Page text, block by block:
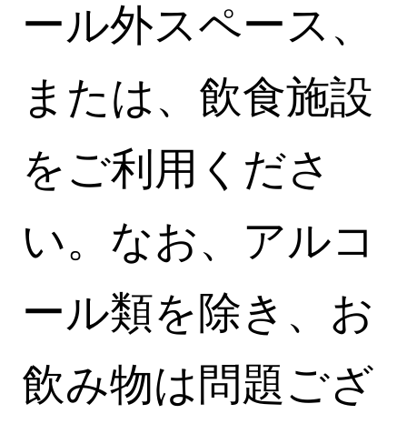
ール外スペース、
または、飲食施設
をご利用くださ
い。なお、アルコ
ール類を除き、お
飲み物は問題ござ